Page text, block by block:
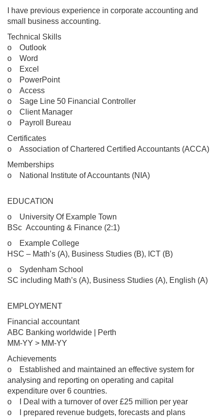
I have previous experience in corporate accounting and
small business accounting.
Technical Skills
o Outlook
o Word
o Excel
o PowerPoint
o Access
o Sage Line 50 Financial Controller
o Client Manager
o Payroll Bureau
Certificates
o Association of Chartered Certified Accountants (ACCA)
Memberships
o National Institute of Accountants (NIA)
EDUCATION
o University Of Example Town
BSc Accounting & Finance (2:1)
o Example College
HSC – Math’s (A), Business Studies (B), ICT (B)
o Sydenham School
SC including Math’s (A), Business Studies (A), English (A)
EMPLOYMENT
Financial accountant
ABC Banking worldwide | Perth
MM-YY > MM-YY
Achievements
o Established and maintained an effective system for
analysing and reporting on operating and capital
expenditure over 6 countries.
o I Deal with a turnover of over £25 million per year
o I prepared revenue budgets, forecasts and plans